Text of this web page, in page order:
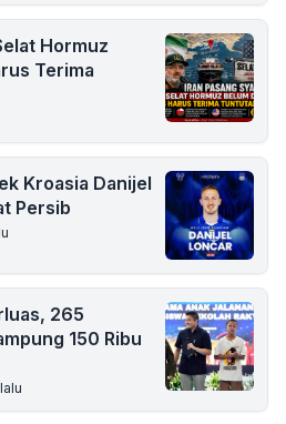
Hormuz
Terima
Kroasia Danijel
Persib
265
150 Ribu